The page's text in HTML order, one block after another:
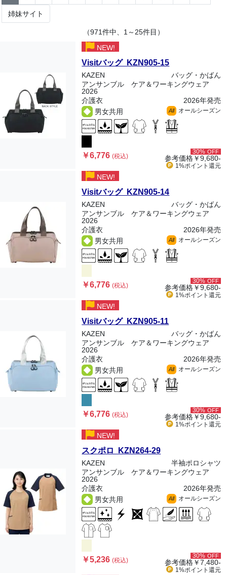
姉妹サイト
（971件中、1～25件目）
NEW!
Visitバッグ KZN905-15
KAZEN
バッグ・かばん
アンサンブル ケア＆ワーキングウェア
2026
介護衣
2026年発売
男女共用
All オールシーズン
￥6,776(税込)
30% OFF
参考価格￥9,680-
1%ポイント 還元
NEW!
Visitバッグ KZN905-14
KAZEN
バッグ・かばん
アンサンブル ケア＆ワーキングウェア
2026
介護衣
2026年発売
男女共用
All オールシーズン
￥6,776(税込)
30% OFF
参考価格￥9,680-
1%ポイント 還元
NEW!
Visitバッグ KZN905-11
KAZEN
バッグ・かばん
アンサンブル ケア＆ワーキングウェア
2026
介護衣
2026年発売
男女共用
All オールシーズン
￥6,776(税込)
30% OFF
参考価格￥9,680-
1%ポイント 還元
NEW!
スクポロ KZN264-29
KAZEN
半袖ポロシャツ
アンサンブル ケア＆ワーキングウェア
2026
介護衣
2026年発売
男女共用
All オールシーズン
￥5,236(税込)
30% OFF
参考価格￥7,480-
1%ポイント 還元